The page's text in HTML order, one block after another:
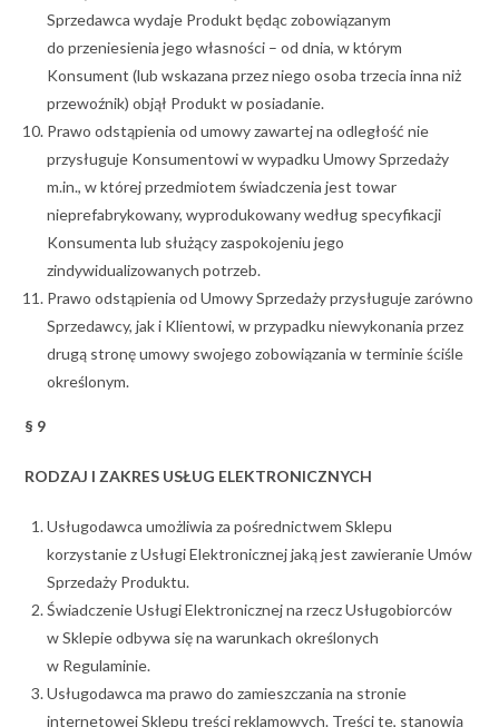
Sprzedawca wydaje Produkt będąc zobowiązanym
do przeniesienia jego własności – od dnia, w którym
Konsument (lub wskazana przez niego osoba trzecia inna niż
przewoźnik) objął Produkt w posiadanie.
Prawo odstąpienia od umowy zawartej na odległość nie
przysługuje Konsumentowi w wypadku Umowy Sprzedaży
m.in., w której przedmiotem świadczenia jest towar
nieprefabrykowany, wyprodukowany według specyfikacji
Konsumenta lub służący zaspokojeniu jego
zindywidualizowanych potrzeb.
Prawo odstąpienia od Umowy Sprzedaży przysługuje zarówno
Sprzedawcy, jak i Klientowi, w przypadku niewykonania przez
drugą stronę umowy swojego zobowiązania w terminie ściśle
określonym.
§ 9
RODZAJ I ZAKRES USŁUG ELEKTRONICZNYCH
Usługodawca umożliwia za pośrednictwem Sklepu
korzystanie z Usługi Elektronicznej jaką jest zawieranie Umów
Sprzedaży Produktu.
Świadczenie Usługi Elektronicznej na rzecz Usługobiorców
w Sklepie odbywa się na warunkach określonych
w Regulaminie.
Usługodawca ma prawo do zamieszczania na stronie
internetowej Sklepu treści reklamowych. Treści te, stanowią